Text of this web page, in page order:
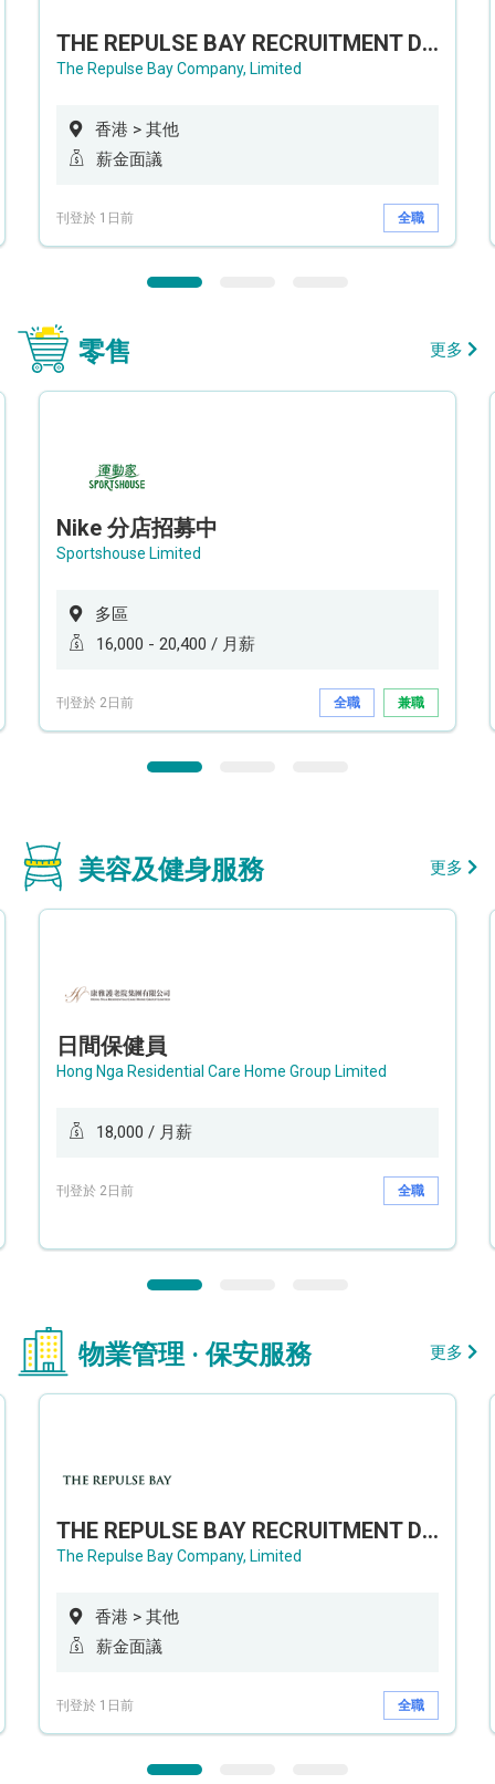
THE REPULSE BAY RECRUITMENT DAY 淺水灣影灣園人才招聘會
The Repulse Bay Company, Limited
香港 > 其他
薪金面議
刊登於 1日前 全職
零售 更多
Nike 分店招募中
Sportshouse Limited
多區
16,000 - 20,400 / 月薪
刊登於 2日前 全職 兼職
美容及健身服務 更多
日間保健員
Hong Nga Residential Care Home Group Limited
18,000 / 月薪
刊登於 2日前 全職
物業管理 · 保安服務 更多
THE REPULSE BAY RECRUITMENT DAY 淺水灣影灣園人才招聘會
The Repulse Bay Company, Limited
香港 > 其他
薪金面議
刊登於 1日前 全職